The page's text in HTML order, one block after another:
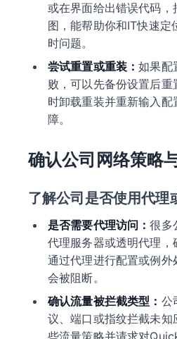
或在界面给出错误代码
图，能帮助你和IT快速定
时问题。
尝试重置或重装：如果配
败，可以先备份设置后
时卸载重装并重新输入
障。
确认公司网络策略
了解公司是否使用代理
是否需要代理访问：很多
代理服务器或透明代理
通过代理进行配置或例
会被阻断。
确认流量被拦截类型： 公
议、端口或指纹拦截未